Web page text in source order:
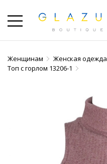
Женщинам Женская одежда
Топ с горлом 13206-1